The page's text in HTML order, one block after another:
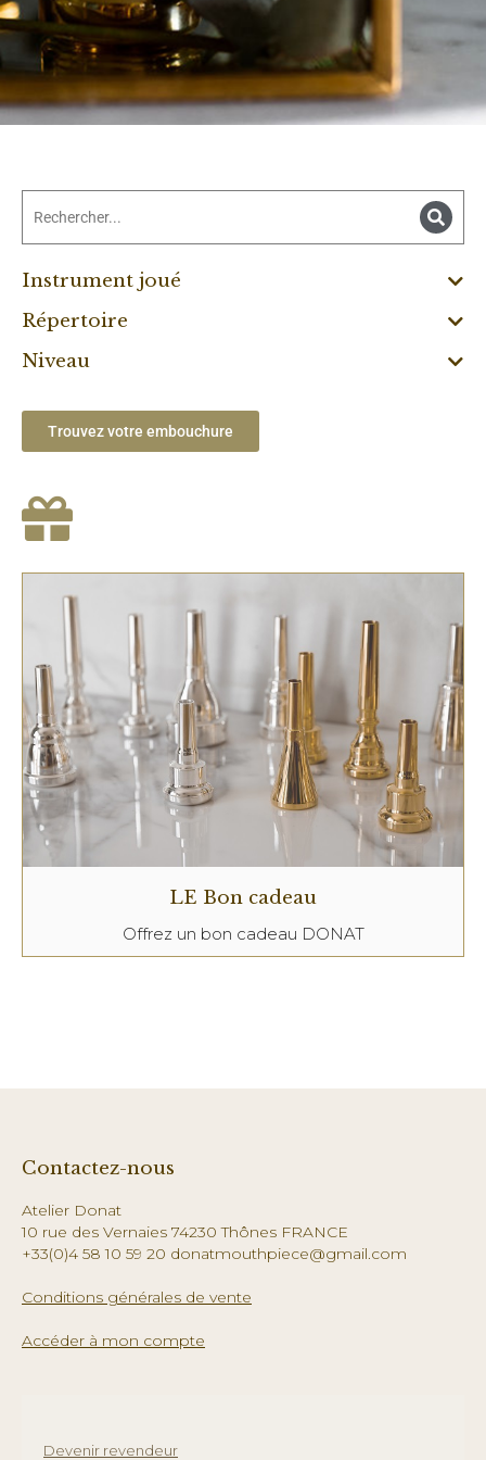
Instrument joué
Répertoire
Niveau
Trouvez votre embouchure
LE Bon cadeau
Offrez un bon cadeau DONAT
Contactez-nous
Atelier Donat
10 rue des Vernaies 74230 Thônes FRANCE
+33(0)4 58 10 59 20 donatmouthpiece@gmail.com
Conditions générales de vente
Accéder à mon compte
Devenir revendeur